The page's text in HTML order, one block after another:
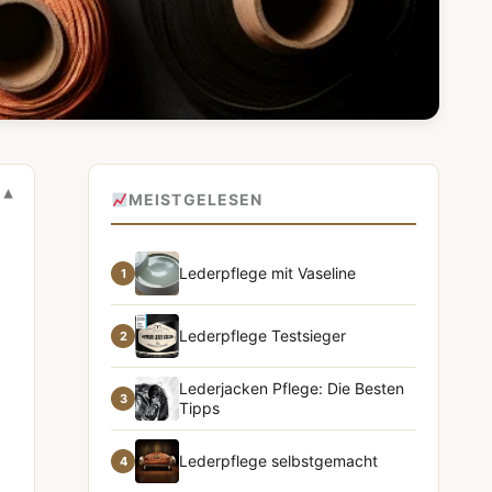
MEISTGELESEN
1 Lederpflege mit Vaseline
2 Lederpflege Testsieger
3
Lederjacken Pflege: Die Besten
Tipps
4 Lederpflege selbstgemacht